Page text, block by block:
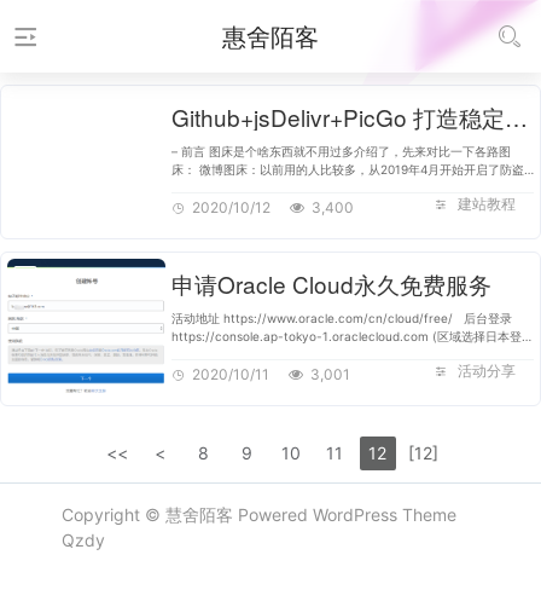
惠舍陌客
Github+jsDelivr+PicGo 打造稳定快速、高效免费图床
– 前言 图床是个啥东西就不用过多介绍了，先来对比一下各路图
床： 微博图床：以前用的人比较多，从2019年4月开始开启了防盗
接打不开图片，速度堪忧 …
建站教程
2020/10/12 3,400
申请Oracle Cloud永久免费服务
活动地址 https://www.oracle.com/cn/cloud/free/ 后台登录
https://console.ap-tokyo-1.oraclecloud.com (区域选择日本登录
国登录地址) https…
活动分享
2020/10/11 3,001
<< < 8 9 10 11 12 [12]
Copyright © 慧舍陌客 Powered WordPressTheme
Qzdy